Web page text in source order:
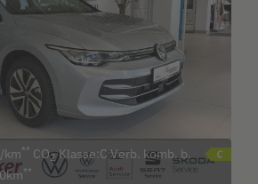
km** CO2Klasse:C Verb. komb. b.
**